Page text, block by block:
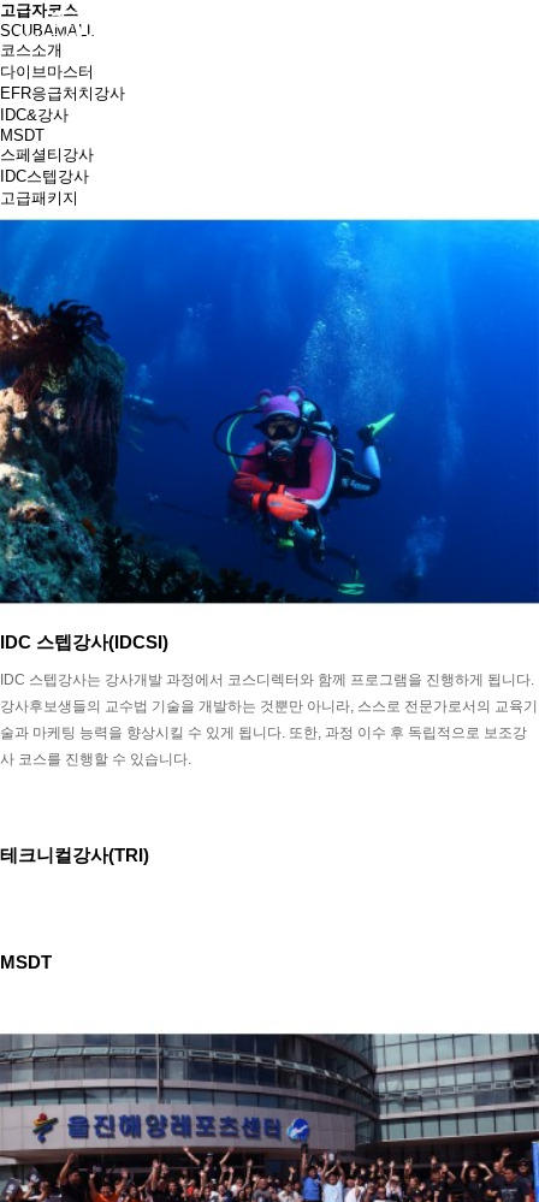
고급자코스
SCUBAMALL
코스소개
다이브마스터
EFR응급처치강사
IDC&강사
MSDT
스페셜티강사
IDC스텝강사
고급패키지
IDC 스텝강사(IDCSI)
IDC 스텝강사는 강사개발 과정에서 코스디렉터와 함께 프로그램을 진행하게 됩니다.
강사후보생들의 교수법 기술을 개발하는 것뿐만 아니라, 스스로 전문가로서의 교육기
술과 마케팅 능력을 향상시킬 수 있게 됩니다. 또한, 과정 이수 후 독립적으로 보조강
사 코스를 진행할 수 있습니다.
테크니컬강사(TRI)
MSDT